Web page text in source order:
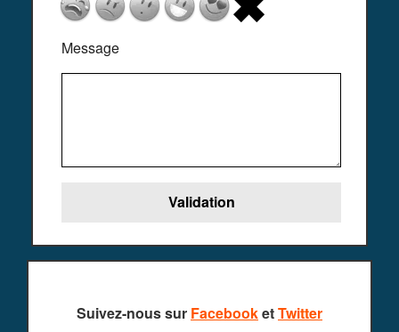
Message
Suivez-nous sur FacebooketTwitter